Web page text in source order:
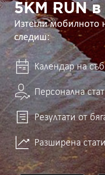
ти 5KM RUN в
Изтегли
следиш:
Календар на
Персонална
Резултати от
Разширена